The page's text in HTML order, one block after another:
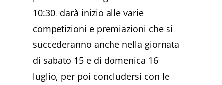
10:30, darà inizio alle varie
competizioni e premiazioni che si
succederanno anche nella giornata
di sabato 15 e di domenica 16
luglio, per poi concludersi con le